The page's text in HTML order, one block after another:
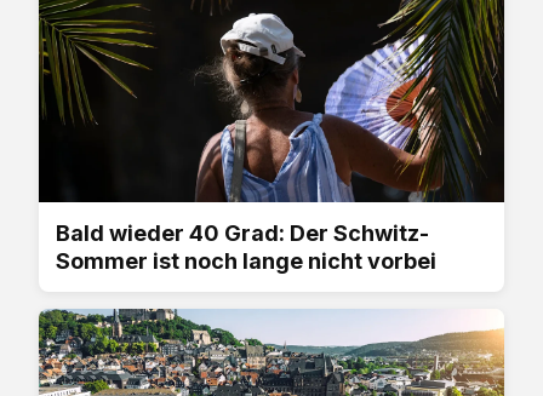
Bald wieder 40 Grad: Der Schwitz-
Sommer ist noch lange nicht vorbei